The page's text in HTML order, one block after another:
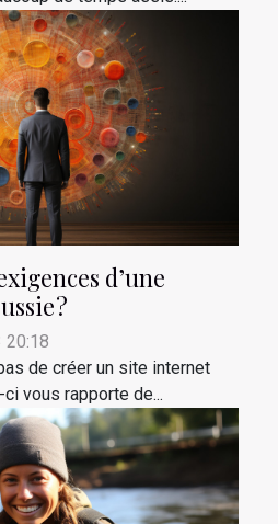
d’une
?
20:18
de créer un site internet
vous rapporte de...